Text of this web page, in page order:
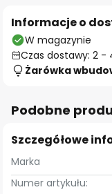
Informacje o
W magazynie
Czas dostawy: 2 -
Żarówka
Podobne
Szczegółowe
Marka
Numer artykułu: